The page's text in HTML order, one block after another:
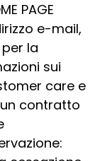
PAGE
e-mail,
la
sui
care e
contratto